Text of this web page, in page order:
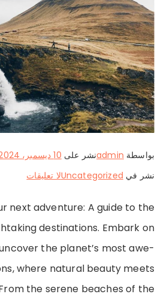
بواسطة adminنشر على 10 ديسمبر، 2024
نشر في Uncategorizedلا تعليقاتعلى
Iconic
next adventure: A guide to the
destinations. Embark on
the planet’s most awe-
where natural beauty meets
the serene beaches of the